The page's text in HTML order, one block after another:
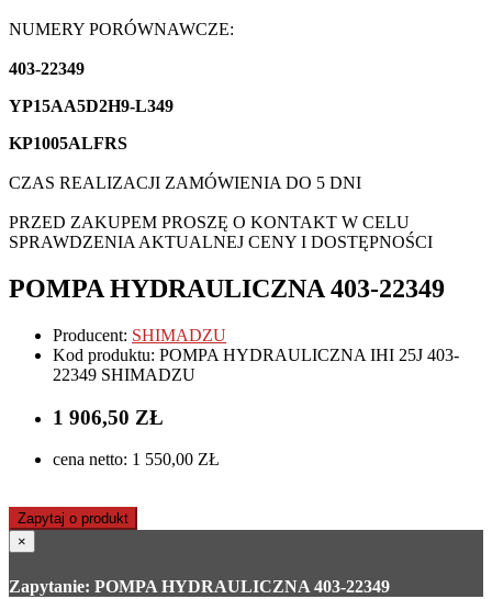
NUMERY PORÓWNAWCZE:
403-22349
YP15AA5D2H9-L349
KP1005ALFRS
CZAS REALIZACJI ZAMÓWIENIA DO 5 DNI
PRZED ZAKUPEM PROSZĘ O KONTAKT W CELU
SPRAWDZENIA AKTUALNEJ CENY I DOSTĘPNOŚCI
POMPA HYDRAULICZNA 403-22349
Producent: SHIMADZU
Kod produktu: POMPA HYDRAULICZNA IHI 25J 403-
22349 SHIMADZU
1 906,50 ZŁ
cena netto: 1 550,00 ZŁ
Zapytaj o produkt
×
Zapytanie: POMPA HYDRAULICZNA 403-22349